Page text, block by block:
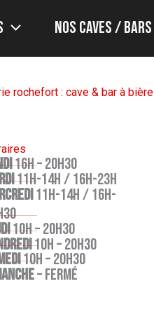
Nos caves / bars
rochefort : cave & bar à bière
16H – 20H30
11h-14h / 16h-23h
11h-14h / 16h-
10H – 20H30
10H – 20H30
10H – 20H30
– FERMÉ